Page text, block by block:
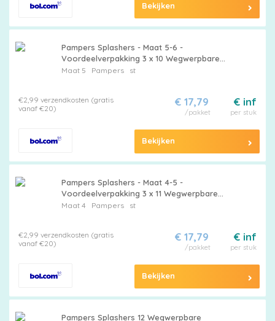
Bekijken
Pampers Splashers - Maat 5-6 -
Voordeelverpakking 3 x 10 Wegwerpbare
Zwemluiers
Maat 5 Pampersst
€2,99 verzendkosten (gratis
vanaf €20)
€ inf
per stuk
€ 17,79
/pakket
Bekijken
Pampers Splashers - Maat 4-5 -
Voordeelverpakking 3 x 11 Wegwerpbare
Zwemluiers
Maat 4 Pampersst
€2,99 verzendkosten (gratis
vanaf €20)
€ inf
per stuk
€ 17,79
/pakket
Bekijken
Pampers Splashers 12 Wegwerpbare